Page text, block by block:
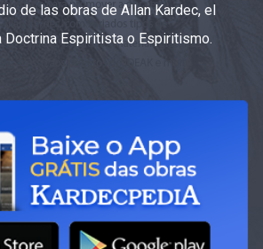
de las obras de Allan Kardec, el
Doctrina Espiritista o Espiritismo.